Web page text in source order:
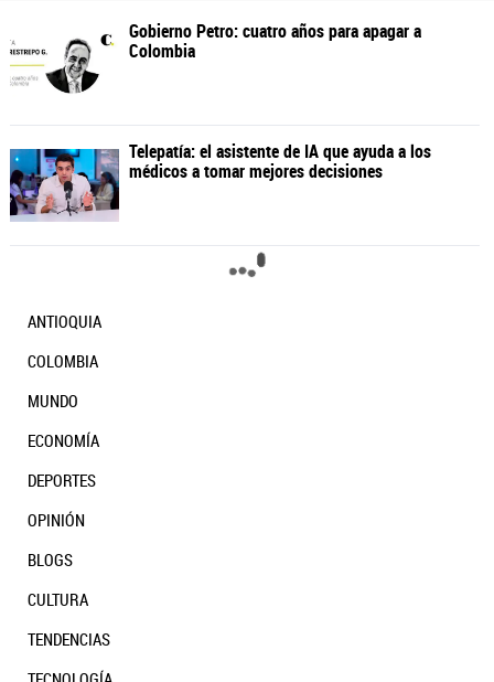
ANTIOQUIA
COLOMBIA
MUNDO
ECONOMÍA
DEPORTES
OPINIÓN
BLOGS
CULTURA
TENDENCIAS